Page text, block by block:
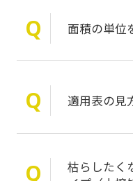
Q 面積の単位
Q 適用表の見
Q
枯らしたく